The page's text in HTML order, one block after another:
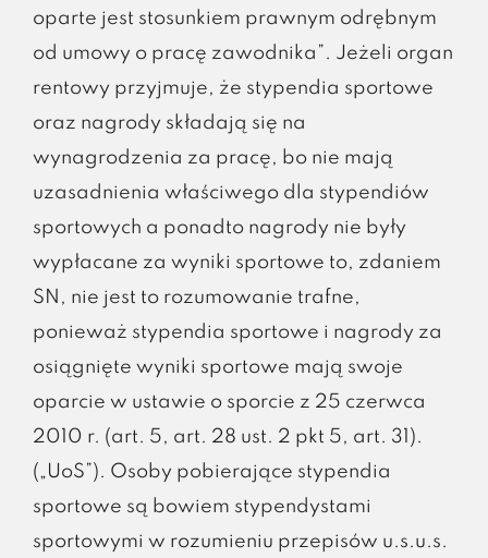
oparte jest stosunkiem prawnym odrębnym
od umowy o pracę zawodnika”. Jeżeli organ
rentowy przyjmuje, że stypendia sportowe
oraz nagrody składają się na
wynagrodzenia za pracę, bo nie mają
uzasadnienia właściwego dla stypendiów
sportowych a ponadto nagrody nie były
wypłacane za wyniki sportowe to, zdaniem
SN, nie jest to rozumowanie trafne,
ponieważ stypendia sportowe i nagrody za
osiągnięte wyniki sportowe mają swoje
oparcie w ustawie o sporcie z 25 czerwca
2010 r. (art. 5, art. 28 ust. 2 pkt 5, art. 31).
(„UoS”). Osoby pobierające stypendia
sportowe są bowiem stypendystami
sportowymi w rozumieniu przepisów u.s.u.s.